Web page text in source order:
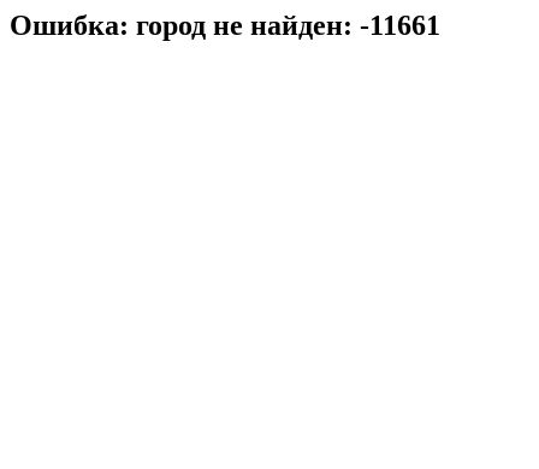
Ошибка: город не найден: -11661